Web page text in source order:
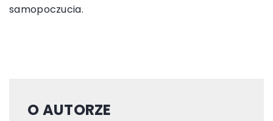
samopoczucia.
O AUTORZE